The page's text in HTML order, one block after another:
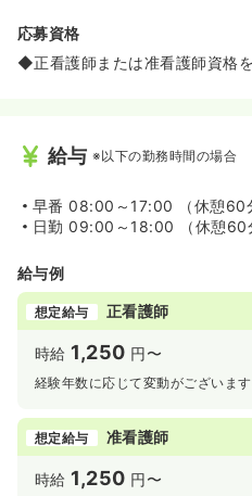
応募資格
◆正看護師または准看護師資格
給与 ※以下の勤務時間の場合
早番 08:00～17:00 （休憩60
日勤 09:00～18:00 （休憩60
給与例
想定給与 正看護師
時給 1,250 円〜
経験年数に応じて変動がございます
想定給与 准看護師
時給 1,250 円〜